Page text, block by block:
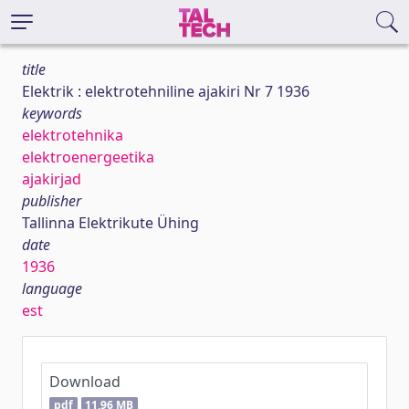
title
Elektrik : elektrotehniline ajakiri Nr 7 1936
keywords
elektrotehnika
elektroenergeetika
ajakirjad
publisher
Tallinna Elektrikute Ühing
date
1936
language
est
Download
pdf 11,96 MB